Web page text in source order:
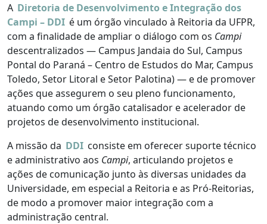
A Diretoria de Desenvolvimento e Integração dos
Campi – DDI é um órgão vinculado à Reitoria da UFPR,
com a finalidade de ampliar o diálogo com os Campi
descentralizados — Campus Jandaia do Sul, Campus
Pontal do Paraná – Centro de Estudos do Mar, Campus
Toledo, Setor Litoral e Setor Palotina) — e de promover
ações que assegurem o seu pleno funcionamento,
atuando como um órgão catalisador e acelerador de
projetos de desenvolvimento institucional.
A missão da DDI consiste em oferecer suporte técnico
e administrativo aos Campi, articulando projetos e
ações de comunicação junto às diversas unidades da
Universidade, em especial a Reitoria e as Pró-Reitorias,
de modo a promover maior integração com a
administração central.